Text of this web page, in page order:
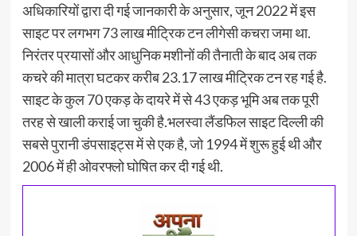
अधिकारियों द्वारा दी गई जानकारी के अनुसार, जून 2022 में इस
साइट पर लगभग 73 लाख मीट्रिक टन लीगेसी कचरा जमा था.
निरंतर प्रयासों और आधुनिक मशीनों की तैनाती के बाद अब तक
कचरे की मात्रा घटकर करीब 23.17 लाख मीट्रिक टन रह गई है.
साइट के कुल 70 एकड़ के दायरे में से 43 एकड़ भूमि अब तक पूरी
तरह से खाली कराई जा चुकी है.भलस्वा लैंडफिल साइट दिल्ली की
सबसे पुरानी डंपसाइट्स में से एक है, जो 1994 में शुरू हुई थी और
2006 में ही ओवरफ्लो घोषित कर दी गई थी.